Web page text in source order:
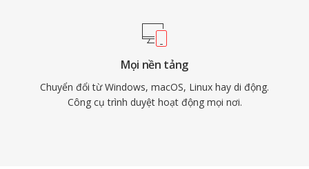
Mọi nền tảng
Chuyển đổi từ Windows, macOS, Linux hay di động.
Công cụ trình duyệt hoạt động mọi nơi.